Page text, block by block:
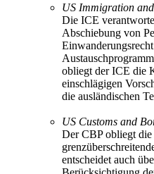
US Immigration
Die ICE
Abschiebung von
obliegt der ICE die
einschlägigen
die ausländischen
US Customs and
Der CBP obliegt
entscheidet auch